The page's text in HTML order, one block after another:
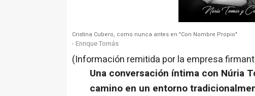
Cristina Cubero, como nunca antes en "Con Nombre Propio"
- Enrique Tomás
(Información remitida por la empresa
Una conversación íntima con Núria
camino en un entorno